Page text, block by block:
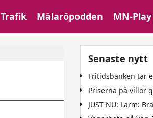
Trafik Mälaröpodden MN-Play
Senaste nytt
Fritidsbanken tar
Priserna på villor
JUST NU: Larm: